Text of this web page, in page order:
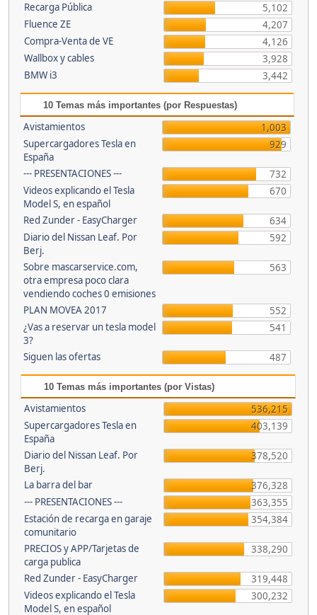
Recarga Pública
5,102
Fluence ZE
4,207
Compra-Venta de VE
4,126
Wallbox y cables
3,928
BMW i3
3,442
10 Temas más importantes (por Respuestas)
Avistamientos
1,003
Supercargadores Tesla en
España
929
--- PRESENTACIONES ---
732
Videos explicando el Tesla
Model S, en español
670
Red Zunder - EasyCharger
634
Diario del Nissan Leaf. Por
Berj.
592
Sobre mascarservice.com,
otra empresa poco clara
vendiendo coches 0 emisiones
563
PLAN MOVEA 2017
552
¿Vas a reservar un tesla model
3?
541
Siguen las ofertas 487
10 Temas más importantes (por Vistas)
Avistamientos
536,215
Supercargadores Tesla en
España
403,139
Diario del Nissan Leaf. Por
Berj.
378,520
La barra del bar
376,328
--- PRESENTACIONES ---
363,355
Estación de recarga en garaje
comunitario
354,384
PRECIOS y APP/Tarjetas de
carga publica
338,290
Red Zunder - EasyCharger
319,448
Videos explicando el Tesla
Model S, en español
300,232